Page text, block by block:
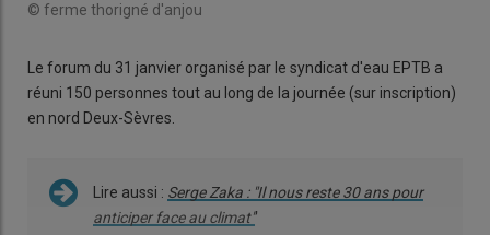
© ferme thorigné d'anjou
Le forum du 31 janvier organisé par le syndicat d'eau EPTB a
réuni 150 personnes tout au long de la journée (sur inscription)
en nord Deux-Sèvres.
Lire aussi : Serge Zaka : "Il nous reste 30 ans pour
anticiper face au climat"'